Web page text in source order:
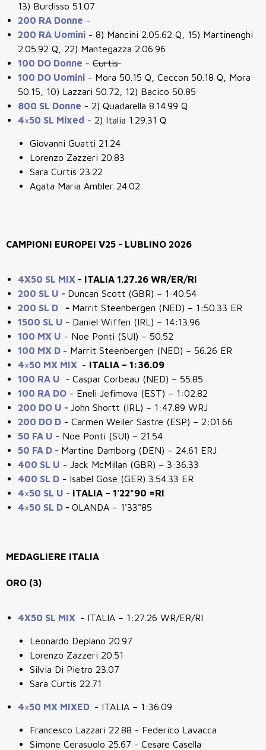
13) Burdisso 51.07
200 RA Donne -
200 RA Uomini - 8) Mancini 2.05.62 Q, 15) Martinenghi
2.05.92 Q, 22) Mantegazza 2.06.96
100 DO Donne - Curtis
100 DO Uomini - Mora 50.15 Q, Ceccon 50.18 Q, Mora
50.15, 10) Lazzari 50.72, 12) Bacico 50.85
800 SL Donne - 2) Quadarella 8.14.99 Q
4×50 SL Mixed - 2) Italia 1.29.31 Q
Giovanni Guatti 21.24
Lorenzo Zazzeri 20.83
Sara Curtis 23.22
Agata Maria Ambler 24.02
CAMPIONI EUROPEI V25 - LUBLINO 2026
4X50 SL MIX - ITALIA 1.27.26 WR/ER/RI
200 SL U - Duncan Scott (GBR) – 1:40.54
200 SL D
- Marrit Steenbergen (NED) – 1:50.33 ER
1500 SL U - Daniel Wiffen (IRL) – 14:13.96
100 MX U - Noe Ponti (SUI) – 50.52
100 MX D - Marrit Steenbergen (NED) – 56.26 ER
4×50 MX MIX - ITALIA – 1:36.09
100 RA U
- Caspar Corbeau (NED) – 55.85
100 RA DO - Eneli Jefimova (EST) – 1:02.82
200 DO U - John Shortt (IRL) – 1:47.89 WRJ
200 DO D - Carmen Weiler Sastre (ESP) – 2:01.66
50 FA U - Noe Ponti (SUI) – 21.54
50 FA D - Martine Damborg (DEN) – 24.61 ERJ
400 SL U - Jack McMillan (GBR) – 3:36.33
400 SL D - Isabel Gose (GER) 3.54.33 ER
4×50 SL U - ITALIA – 1'22"90 =RI
4×50 SL D - OLANDA – 1'33"85
MEDAGLIERE ITALIA
ORO (3)
4X50 SL MIX - ITALIA – 1:27.26 WR/ER/RI
Leonardo Deplano 20.97
Lorenzo Zazzeri 20.51
Silvia Di Pietro 23.07
Sara Curtis 22.71
4×50 MX MIXED - ITALIA – 1:36.09
Francesco Lazzari 22.88 - Federico Lavacca
Simone Cerasuolo 25.67 - Cesare Casella